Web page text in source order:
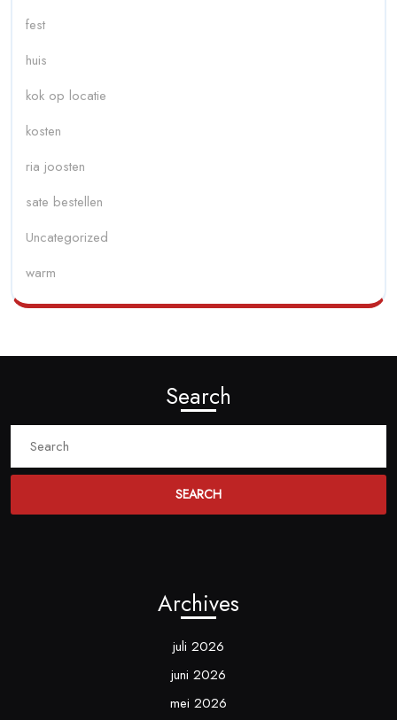
fest
huis
kok op locatie
kosten
ria joosten
sate bestellen
Uncategorized
warm
Search
Archives
juli 2026
juni 2026
mei 2026